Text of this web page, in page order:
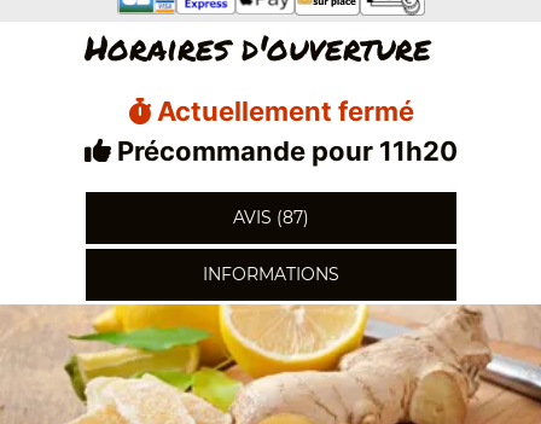
Horaires d'ouverture
Actuellement fermé
Précommande pour 11h20
AVIS (87)
INFORMATIONS